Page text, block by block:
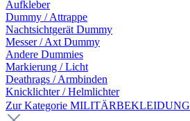
Aufkleber
Dummy / Attrappe
Nachtsichtgerät Dummy
Messer / Axt Dummy
Andere Dummies
Markierung / Licht
Deathrags / Armbinden
Knicklichter / Helmlichter
Zur Kategorie MILITÄRBEKLEIDUNG